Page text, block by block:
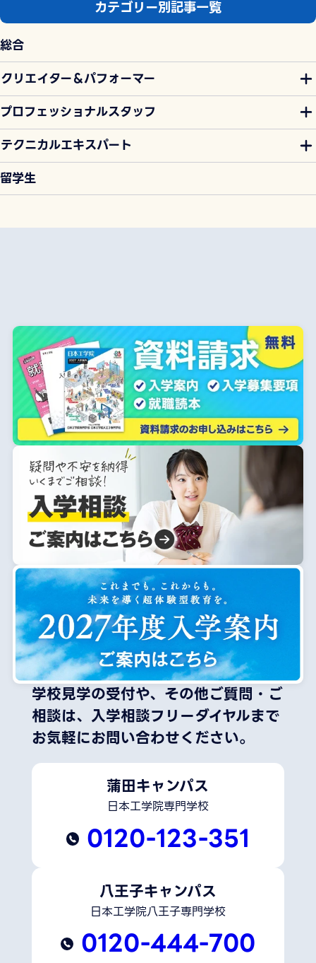
カテゴリー別記事一覧
総合
クリエイター＆パフォーマー
プロフェッショナルスタッフ
テクニカルエキスパート
留学生
学校見学の受付や、その他ご質問・ご
相談は、 入学相談フリーダイヤルまで
お気軽にお問い合わせください。
蒲田キャンパス
日本工学院専門学校
0120-123-351
八王子キャンパス
日本工学院八王子専門学校
0120-444-700